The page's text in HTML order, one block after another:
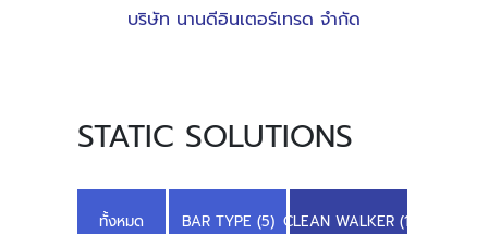
บริษัท นานดีอินเตอร์เทรด จำกัด
STATIC SOLUTIONS
ทั้งหมด BAR TYPE (5) CLEAN WALKER (1)